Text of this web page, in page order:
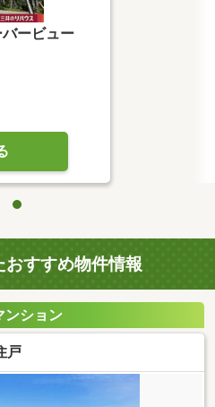
ービュー
すすめ物件情報
ンション
戸